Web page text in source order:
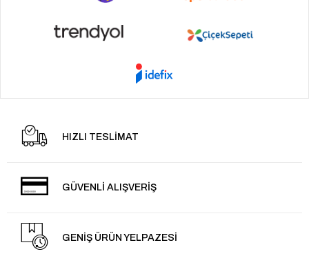
HIZLI TESLİMAT
GÜVENLİ ALIŞVERİŞ
GENİŞ ÜRÜN YELPAZESİ